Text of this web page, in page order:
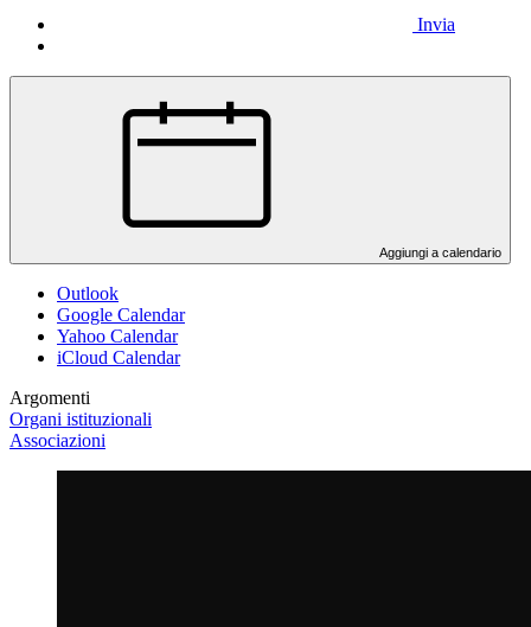
Invia
Aggiungi a calendario
Outlook
Google Calendar
Yahoo Calendar
iCloud Calendar
Argomenti
Organi istituzionali
Associazioni